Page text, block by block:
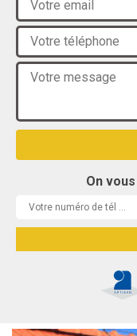
On